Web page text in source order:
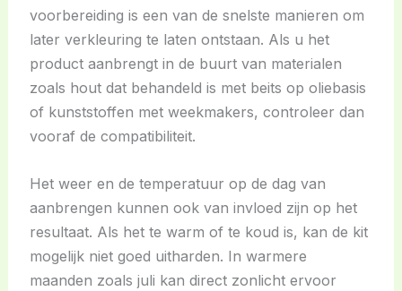
voorbereiding is een van de snelste manieren om
later verkleuring te laten ontstaan. Als u het
product aanbrengt in de buurt van materialen
zoals hout dat behandeld is met beits op oliebasis
of kunststoffen met weekmakers, controleer dan
vooraf de compatibiliteit.
Het weer en de temperatuur op de dag van
aanbrengen kunnen ook van invloed zijn op het
resultaat. Als het te warm of te koud is, kan de kit
mogelijk niet goed uitharden. In warmere
maanden zoals juli kan direct zonlicht ervoor